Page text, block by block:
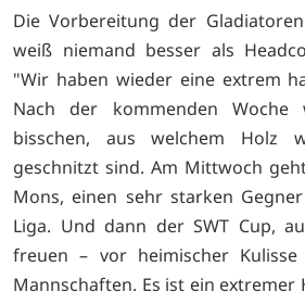
Die Vorbereitung der
weiß niemand besser als
"Wir haben wieder eine extrem
Nach der kommenden
bisschen, aus welchem Holz
geschnitzt sind. Am Mittwoch
Mons, einen sehr starken
Liga. Und dann der SWT Cup,
freuen – vor heimischer
Mannschaften. Es ist ein